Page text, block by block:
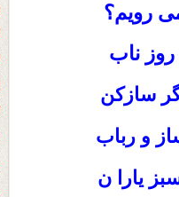
رویم؟
ناب
سازکن
و رباب
یارا ن